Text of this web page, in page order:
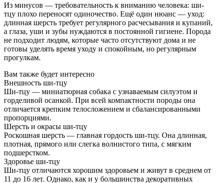
Из минусов — требовательность к вниманию человека: ши-
тцу плохо переносят одиночество. Ещё один нюанс — уход:
длинная шерсть требует регулярного расчесывания и купаний,
а глаза, уши и зубы нуждаются в постоянной гигиене. Порода
не подходит людям, которые часто отсутствуют дома и не
готовы уделять время уходу и спокойным, но регулярным
прогулкам.
Вам также будет интересно
Внешность ши-тцу
Ши-тцу — миниатюрная собака с узнаваемым силуэтом и
горделивой осанкой. При всей компактности породы она
отличается крепким телосложением и сбалансированными
пропорциями.
Шерсть и окрасы ши-тцу
Роскошная шерсть — главная гордость ши-тцу. Она длинная,
плотная, прямого или слегка волнистого типа, с мягким
подшерстком.
Здоровье ши-тцу
Ши-тцу отличаются хорошим здоровьем и живут в среднем от
11 до 16 лет. Однако, как и у большинства декоративных